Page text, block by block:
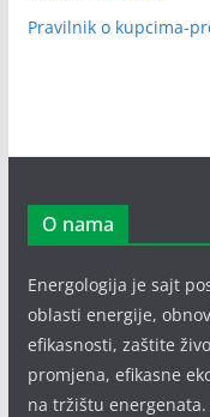
Pravilnik o kupcima-
O nama
Energologija je sajt
oblasti energije,
efikasnosti, zaštite
promjena, efikasne
na tržištu energenata.